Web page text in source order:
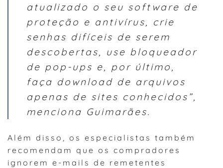
atualizado o seu software de
proteção e antivírus, crie
senhas difíceis de serem
descobertas, use bloqueador
de pop-ups e, por último,
faça download de arquivos
apenas de sites conhecidos”,
menciona Guimarães.
Além disso, os especialistas também
recomendam que os compradores
ignorem e-mails de remetentes